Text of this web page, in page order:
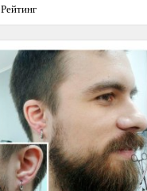
Рейтинг